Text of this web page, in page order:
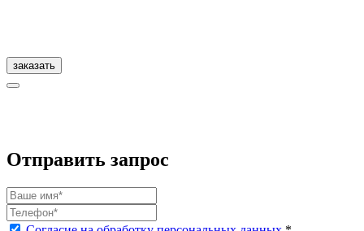
заказать
Отправить запрос